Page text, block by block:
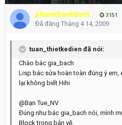
phamthanhbinh 3151
Đã đăng Tháng 4 14, 2009
tuan_thietkedien đã nói:
Chào bác gia_bach
Lisp bác sửa hoàn toàn đúng ý em,
lại không biết.Hihi
@Bạn Tue_NV
Đúng như bác gia_bach nói, mình
Block trong bản vẽ.